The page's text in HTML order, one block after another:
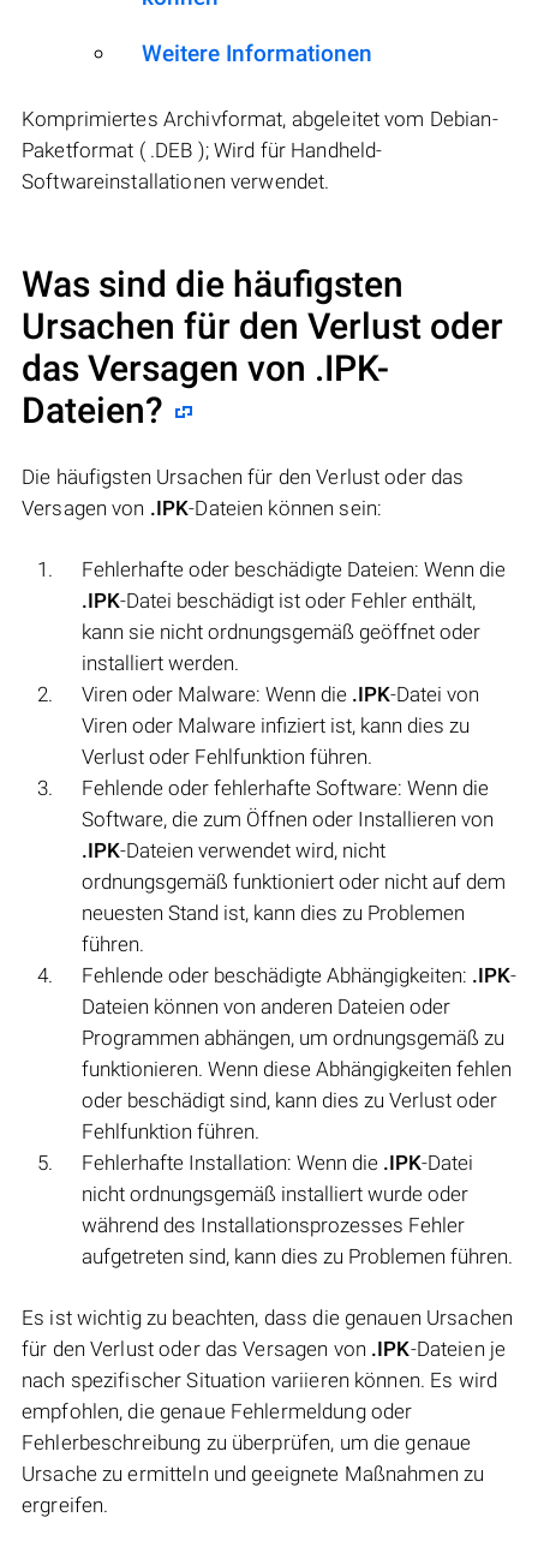
Weitere Informationen
Komprimiertes Archivformat, abgeleitet vom Debian-
Paketformat ( .DEB ); Wird für Handheld-
Softwareinstallationen verwendet.
Was sind die häufigsten
Ursachen für den Verlust oder
das Versagen von .IPK-
Dateien?
Die häufigsten Ursachen für den Verlust oder das
Versagen von .IPK-Dateien können sein:
Fehlerhafte oder beschädigte Dateien: Wenn die
.IPK-Datei beschädigt ist oder Fehler enthält,
kann sie nicht ordnungsgemäß geöffnet oder
installiert werden.
Viren oder Malware: Wenn die .IPK-Datei von
Viren oder Malware infiziert ist, kann dies zu
Verlust oder Fehlfunktion führen.
Fehlende oder fehlerhafte Software: Wenn die
Software, die zum Öffnen oder Installieren von
.IPK-Dateien verwendet wird, nicht
ordnungsgemäß funktioniert oder nicht auf dem
neuesten Stand ist, kann dies zu Problemen
führen.
Fehlende oder beschädigte Abhängigkeiten: .IPK-
Dateien können von anderen Dateien oder
Programmen abhängen, um ordnungsgemäß zu
funktionieren. Wenn diese Abhängigkeiten fehlen
oder beschädigt sind, kann dies zu Verlust oder
Fehlfunktion führen.
Fehlerhafte Installation: Wenn die .IPK-Datei
nicht ordnungsgemäß installiert wurde oder
während des Installationsprozesses Fehler
aufgetreten sind, kann dies zu Problemen führen.
Es ist wichtig zu beachten, dass die genauen Ursachen
für den Verlust oder das Versagen von .IPK-Dateien je
nach spezifischer Situation variieren können. Es wird
empfohlen, die genaue Fehlermeldung oder
Fehlerbeschreibung zu überprüfen, um die genaue
Ursache zu ermitteln und geeignete Maßnahmen zu
ergreifen.